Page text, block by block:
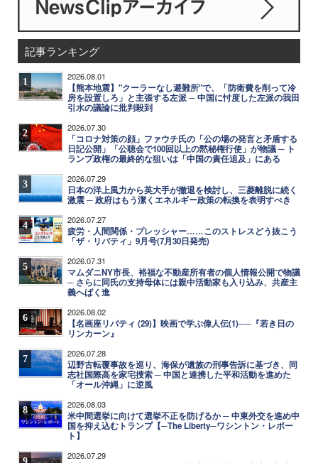
記事ランキング
1 2026.08.01
【熊本地震】"クーラーなし避難所"で、「防衛費を削って冷
房を設置しろ」と主張する左派 ─ 中国に忖度した左派の我田
引水の議論に批判殺到
2 2026.07.30
「コロナ対策の顔」ファウチ氏の「公の場の発言と矛盾する
日記公開」「公聴会で100回以上の黙秘権行使」が物議 ─ ト
ランプ政権の最終的な狙いは「中国の責任追及」にある
3 2026.07.29
日本の洋上風力から英大手が撤退を検討し、三菱離脱に続く
激震 ─ 政府はもう潔くエネルギー政策の転換を表明すべき
4 2026.07.27
疲労・人間関係・プレッシャー……このストレスどう抜こう
「ザ・リバティ」9月号(7月30日発売)
5 2026.07.31
マムダニNY市長、裕福な不動産所有者の個人情報公開で物議
─ さらに同氏の支持母体には親中活動家も入り込み、共産主
義へばく進
6 2026.08.02
【名画座リバティ (29)】映画で学ぶ偉人伝(1)──『若き日の
リンカーン』
7 2026.07.28
辺野古転覆事故を巡り、海保が遺族の刑事告訴に基づき、同
志社国際高を家宅捜索 ─ 中国と連携した平和活動を進めた
「オール沖縄」に逆風
8 2026.08.03
米中間選挙に向けて選挙不正を防げるか ─ 中東外交を進め中
国を抑え込むトランプ【─The Liberty─ワシントン・レポー
ト】
9 2026.07.29